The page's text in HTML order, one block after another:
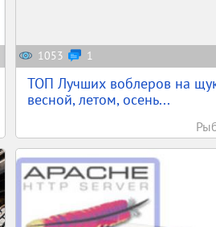
1053 1
ТОП Лучших воблеров на
весной, летом, осень...